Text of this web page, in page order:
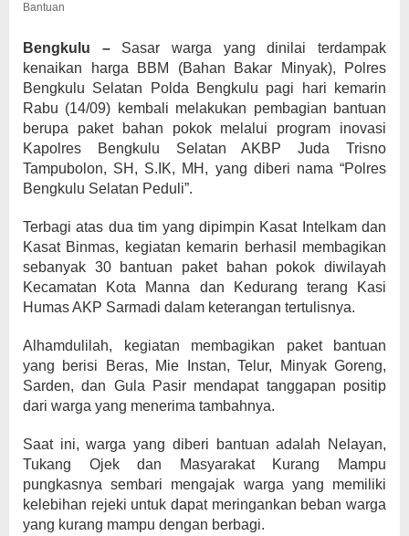
Bantuan
Bengkulu –Sasar warga yang dinilai terdampak
kenaikan harga BBM (Bahan Bakar Minyak), Polres
Bengkulu Selatan Polda Bengkulu pagi hari kemarin
Rabu (14/09) kembali melakukan pembagian bantuan
berupa paket bahan pokok melalui program inovasi
Kapolres Bengkulu Selatan AKBP Juda Trisno
Tampubolon, SH, S.IK, MH, yang diberi nama “Polres
Bengkulu Selatan Peduli”.
Terbagi atas dua tim yang dipimpin Kasat Intelkam dan
Kasat Binmas, kegiatan kemarin berhasil membagikan
sebanyak 30 bantuan paket bahan pokok diwilayah
Kecamatan Kota Manna dan Kedurang terang Kasi
Humas AKP Sarmadi dalam keterangan tertulisnya.
Alhamdulilah, kegiatan membagikan paket bantuan
yang berisi Beras, Mie Instan, Telur, Minyak Goreng,
Sarden, dan Gula Pasir mendapat tanggapan positip
dari warga yang menerima tambahnya.
Saat ini, warga yang diberi bantuan adalah Nelayan,
Tukang Ojek dan Masyarakat Kurang Mampu
pungkasnya sembari mengajak warga yang memiliki
kelebihan rejeki untuk dapat meringankan beban warga
yang kurang mampu dengan berbagi.